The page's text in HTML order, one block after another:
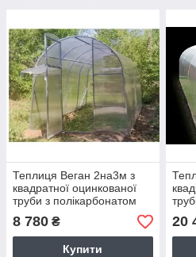
Теплиця Веган 2на3м з
квадратної оцинкованої
труби з полікарбонатом
Soton 4 мм
8 780 ₴
Купити
мм
20